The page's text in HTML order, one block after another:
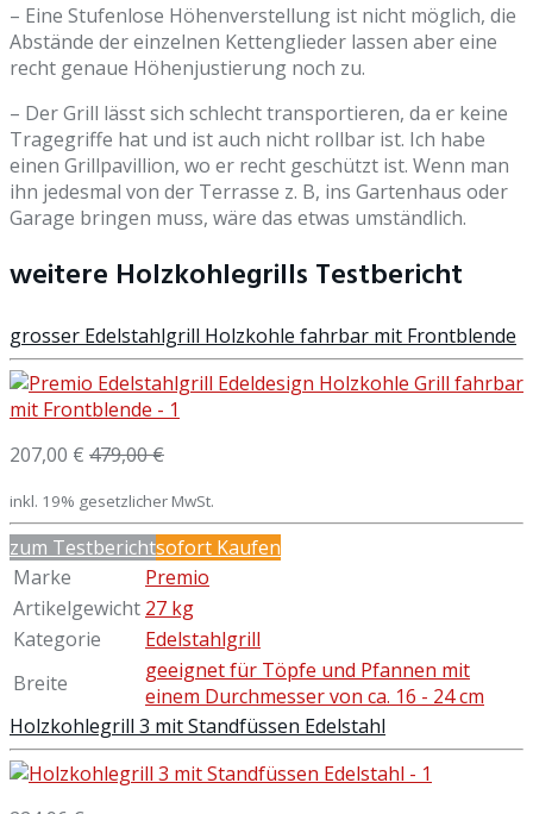
– Eine Stufenlose Höhenverstellung ist nicht möglich, die
Abstände der einzelnen Kettenglieder lassen aber eine
recht genaue Höhenjustierung noch zu.
– Der Grill lässt sich schlecht transportieren, da er keine
Tragegriffe hat und ist auch nicht rollbar ist. Ich habe
einen Grillpavillion, wo er recht geschützt ist. Wenn man
ihn jedesmal von der Terrasse z. B, ins Gartenhaus oder
Garage bringen muss, wäre das etwas umständlich.
weitere Holzkohlegrills Testbericht
grosser Edelstahlgrill Holzkohle fahrbar mit Frontblende
207,00 € 479,00 €
inkl. 19% gesetzlicher MwSt.
zum Testberichtsofort Kaufen
Marke
Premio
Artikelgewicht 27 kg
Kategorie
Edelstahlgrill
Breite
geeignet für Töpfe und Pfannen mit
einem Durchmesser von ca. 16 - 24 cm
Holzkohlegrill 3 mit Standfüssen Edelstahl